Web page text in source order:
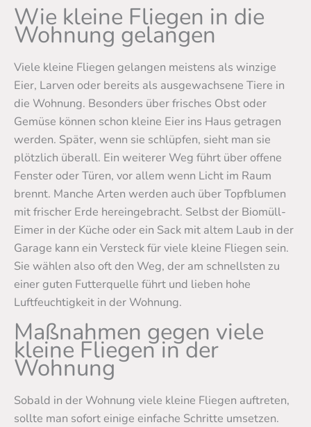
Wie kleine Fliegen in die
Wohnung gelangen
Viele kleine Fliegen gelangen meistens als winzige
Eier, Larven oder bereits als ausgewachsene Tiere in
die Wohnung. Besonders über frisches Obst oder
Gemüse können schon kleine Eier ins Haus getragen
werden. Später, wenn sie schlüpfen, sieht man sie
plötzlich überall. Ein weiterer Weg führt über offene
Fenster oder Türen, vor allem wenn Licht im Raum
brennt. Manche Arten werden auch über Topfblumen
mit frischer Erde hereingebracht. Selbst der Biomüll-
Eimer in der Küche oder ein Sack mit altem Laub in der
Garage kann ein Versteck für viele kleine Fliegen sein.
Sie wählen also oft den Weg, der am schnellsten zu
einer guten Futterquelle führt und lieben hohe
Luftfeuchtigkeit in der Wohnung.
Maßnahmen gegen viele
kleine Fliegen in der
Wohnung
Sobald in der Wohnung viele kleine Fliegen auftreten,
sollte man sofort einige einfache Schritte umsetzen.